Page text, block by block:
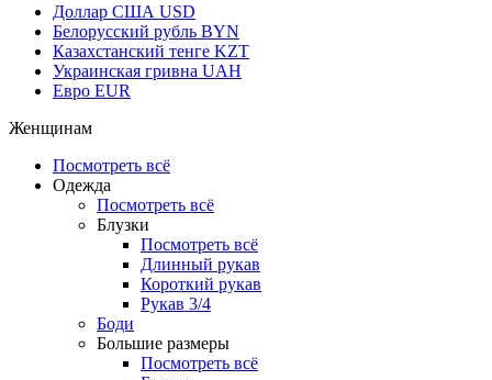
Доллар США USD
Белорусский рубль BYN
Казахстанский тенге KZT
Украинская гривна UAH
Евро EUR
Женщинам
Посмотреть всё
Одежда
Посмотреть всё
Блузки
Посмотреть всё
Длинный рукав
Короткий рукав
Рукав 3/4
Боди
Большие размеры
Посмотреть всё